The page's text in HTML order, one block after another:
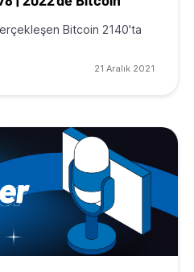
Bitcoin 2140'ta
21 Aralık 2021